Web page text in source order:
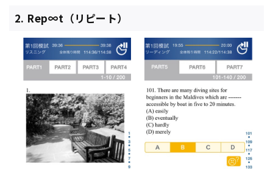
2. Rep∞t（リピート）